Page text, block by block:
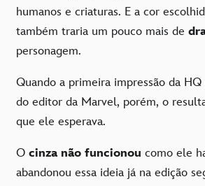
humanos e criaturas. E a cor
também traria um pouco mais de
personagem.
Quando a primeira impressão da HQ
do editor da Marvel, porém, o
que ele esperava.
O cinza não funcionou como ele
abandonou essa ideia já na edição